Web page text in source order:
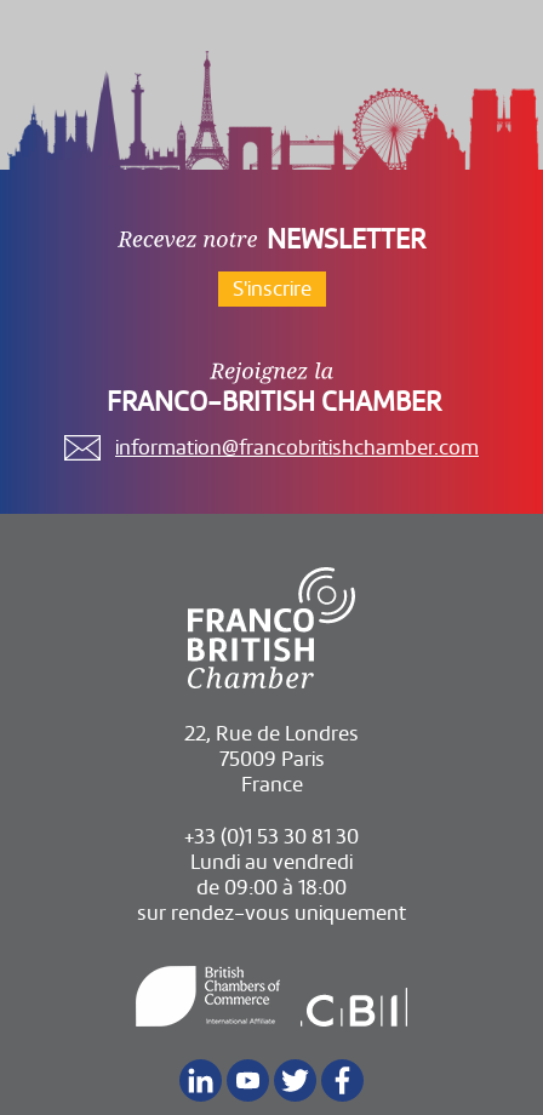
NEWSLETTER
S'inscrire
FRANCO-BRITISH CHAMBER
information@francobritishchamber.com
22, Rue de Londres
75009 Paris
France
+33 (0)1 53 30 81 30
Lundi au vendredi
de 09:00 à 18:00
sur rendez-vous uniquement